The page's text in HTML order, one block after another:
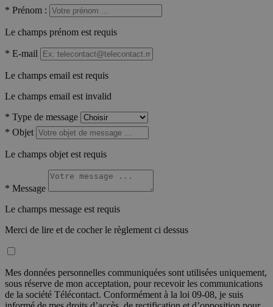
* Prénom :
Le champs prénom est requis
* E-mail
Le champs email est requis
Le champs email est invalid
* Type de message
* Objet
Le champs objet est requis
* Message
Le champs message est requis
Merci de lire et de cocher le règlement ci dessus
Mes données personnelles communiquées sont utilisées uniquement,
sous réserve de mon acceptation, pour recevoir les communications
de la société Télécontact. Conformément à la loi 09-08, je suis